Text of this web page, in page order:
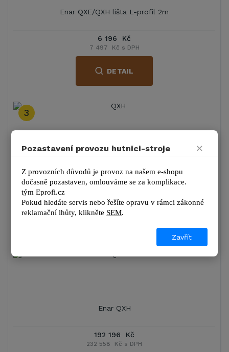
Enar QXE/QXH lišta L-profil 2m
6 196 Kč
7 497 Kč s DPH
DETAIL
3
6 770 Kč
Enar QXH
192 196 Kč
232 558 Kč s DPH
Pozastavení provozu hutnici-stroje ×
Z provozních důvodů je provoz na našem e-shopu
dočasně pozastaven, omlouváme se za komplikace.
tým Eprofi.cz
Pokud hledáte servis nebo řešíte opravu v rámci zákonné
reklamační lhůty, klikněte SEM.
Zavřít